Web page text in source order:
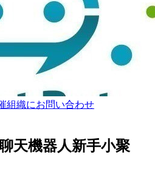
組織にお問い合わせ
天機器人新手小聚